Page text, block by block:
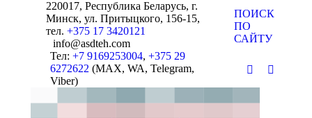
220017, Республика Беларусь, г.
Минск, ул. Притыцкого, 156-15,
тел. +375 17 3420121
info@asdteh.com
Тел: +7 9169253004, +375 29
6272622 (MAX, WA, Telegram,
Viber)
Поиск:
ПОИСК
ПО
САЙТУ
ПочтаYouTube